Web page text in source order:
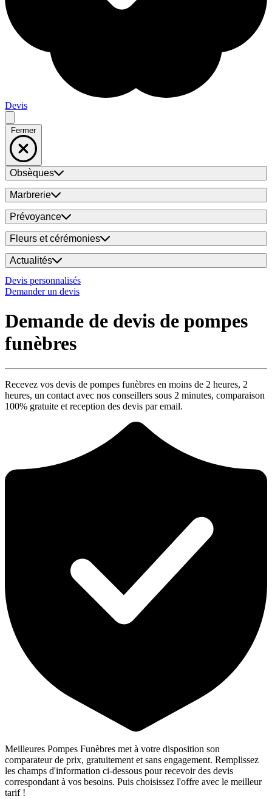
Devis
Fermer
Obsèques
Marbrerie
Prévoyance
Fleurs et cérémonies
Actualités
Devis personnalisés
Demander un devis
Demande de devis de pompes
funèbres
Recevez vos devis de pompes funèbres en moins de 2 heures, 2
heures, un contact avec nos conseillers sous 2 minutes, comparaison
100% gratuite et reception des devis par email.
Meilleures Pompes Funèbres met à votre disposition son
comparateur de prix, gratuitement et sans engagement. Remplissez
les champs d'information ci-dessous pour recevoir des devis
correspondant à vos besoins. Puis choisissez l'offre avec le meilleur
tarif !